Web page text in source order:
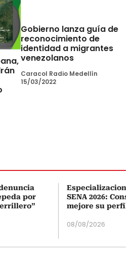
Gobierno lanza guía de
reconocimiento de
identidad a migrantes
venezolanos
Caracol Radio Medellín
15/03/2022
por
SENA 2026:
mejore su perfil
08/08/2026